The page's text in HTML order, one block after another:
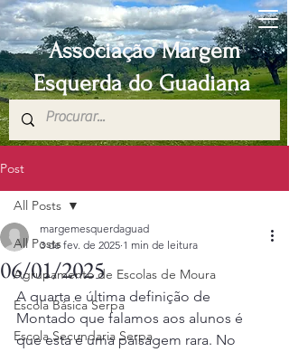
Associação Margem
Esquerda do Guadiana
Post
All Posts
Agrupamento de Escolas de Moura
Escola Básica Serpa
Escola Secundaria Serpa
All Posts
06/01/2025
margemesquerdaguad
3 de fev. de 2025 1 min de leitura
A quarta e última definição de
Montado que falamos aos alunos é
que esta é uma paisagem rara. No